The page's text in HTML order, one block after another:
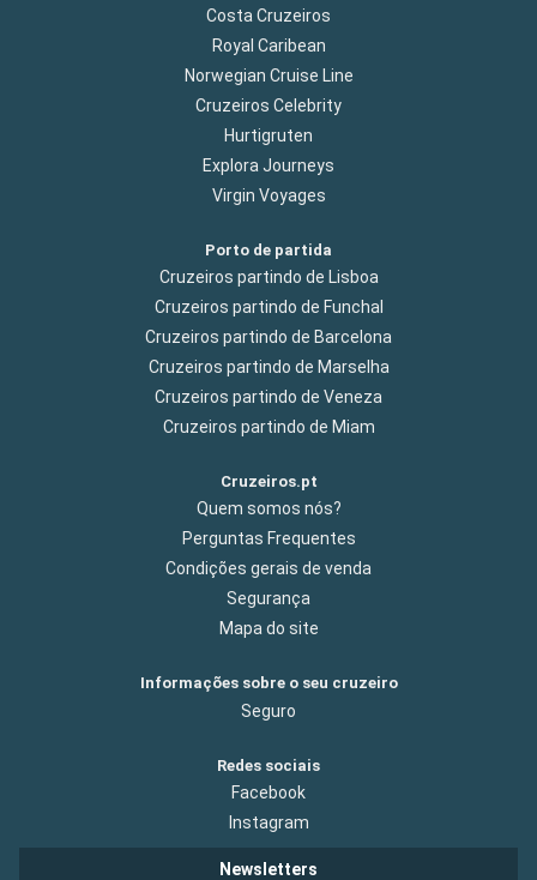
Costa Cruzeiros
Royal Caribean
Norwegian Cruise Line
Cruzeiros Celebrity
Hurtigruten
Explora Journeys
Virgin Voyages
Porto de partida
Cruzeiros partindo de Lisboa
Cruzeiros partindo de Funchal
Cruzeiros partindo de Barcelona
Cruzeiros partindo de Marselha
Cruzeiros partindo de Veneza
Cruzeiros partindo de Miam
Cruzeiros.pt
Quem somos nós?
Perguntas Frequentes
Condições gerais de venda
Segurança
Mapa do site
Informações sobre o seu cruzeiro
Seguro
Redes sociais
Facebook
Instagram
Newsletters